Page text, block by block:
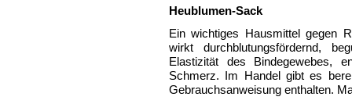
Heublumen-Sack
Ein wichtiges Hausmittel gegen
wirkt durchblutungsfördernd,
Elastizität des Bindegewebes,
Schmerz. Im Handel gibt es
Gebrauchsanweisung enthalten.